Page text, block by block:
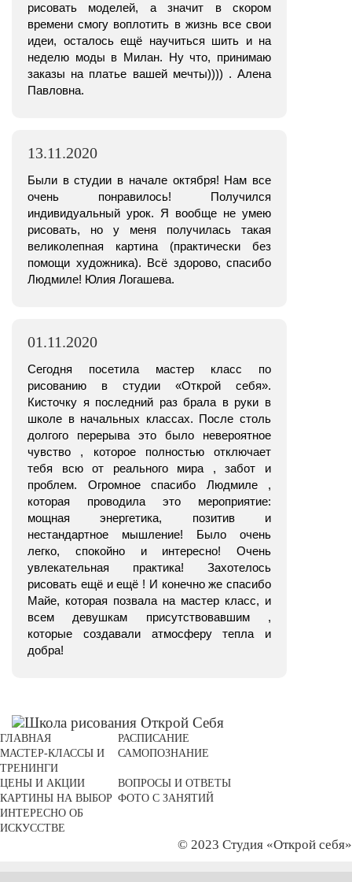
рисовать моделей, а значит в скором
времени смогу воплотить в жизнь все свои
идеи, осталось ещё научиться шить и на
неделю моды в Милан. Ну что, принимаю
заказы на платье вашей мечты)))) . Алена
Павловна.
13.11.2020
Были в студии в начале октября! Нам все
очень понравилось! Получился
индивидуальный урок. Я вообще не умею
рисовать, но у меня получилась такая
великолепная картина (практически без
помощи художника). Всё здорово, спасибо
Людмиле! Юлия Логашева.
01.11.2020
Сегодня посетила мастер класс по
рисованию в студии «Открой себя».
Кисточку я последний раз брала в руки в
школе в начальных классах. После столь
долгого перерыва это было невероятное
чувство , которое полностью отключает
тебя всю от реального мира , забот и
проблем. Огромное спасибо Людмиле ,
которая проводила это мероприятие:
мощная энергетика, позитив и
нестандартное мышление! Было очень
легко, спокойно и интересно! Очень
увлекательная практика! Захотелось
рисовать ещё и ещё ! И конечно же спасибо
Майе, которая позвала на мастер класс, и
всем девушкам присутствовавшим ,
которые создавали атмосферу тепла и
добра!
ГЛАВНАЯ
РАСПИСАНИЕ
МАСТЕР-КЛАССЫ И
ТРЕНИНГИ
САМОПОЗНАНИЕ
ЦЕНЫ И АКЦИИ
ВОПРОСЫ И ОТВЕТЫ
КАРТИНЫ НА ВЫБОР ФОТО С ЗАНЯТИЙ
ИНТЕРЕСНО ОБ
ИСКУССТВЕ
© 2023 Студия «Открой себя»